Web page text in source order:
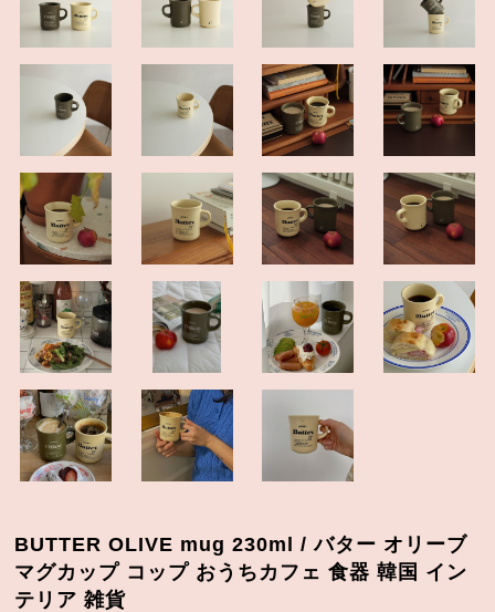
BUTTER OLIVE mug 230ml / バター オリーブ
マグカップ コップ おうちカフェ 食器 韓国 イン
テリア 雑貨